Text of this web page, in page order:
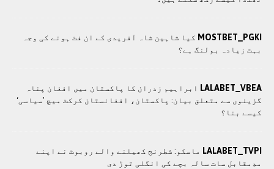
MOSTBET_PGKI کیا شاہین شاہ آفریدی کے ان فٹ ہونے کی وجہ
بہت زیادہ بولنگ ہے؟
LALABET_VBEA ابراہیم زدران کا پاکستان میں افغان پناہ
گزینوں سے متعلق بیان: پاکستان، افغانستان کرکٹ میچ ’سیاسی‘
کیسے بنا؟
LALABET_TVPI ماسکو: شطرنج کھیلنے والے روبوٹ نے اپنے
مدِمقابل سات سالہ بچے کی انگلی توڑ دی